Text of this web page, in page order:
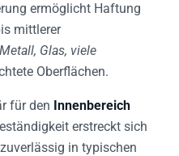
ermöglicht Haftung
mittlerer
Metall, Glas, viele
Oberflächen.
für den Innenbereich
erstreckt sich
in typischen